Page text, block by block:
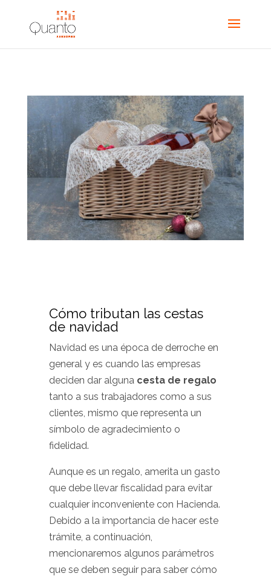
Cómo tributan las cestas
de navidad
Navidad es una época de derroche en
general y es cuando las empresas
deciden dar alguna cesta de regalo
tanto a sus trabajadores como a sus
clientes, mismo que representa un
símbolo de agradecimiento o
fidelidad.
Aunque es un regalo, amerita un gasto
que debe llevar fiscalidad para evitar
cualquier inconveniente con Hacienda.
Debido a la importancia de hacer este
trámite, a continuación,
mencionaremos algunos parámetros
que se deben seguir para saber cómo